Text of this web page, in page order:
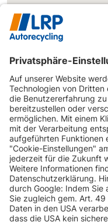
INFORMATIONEN
KUNDENSERVICE